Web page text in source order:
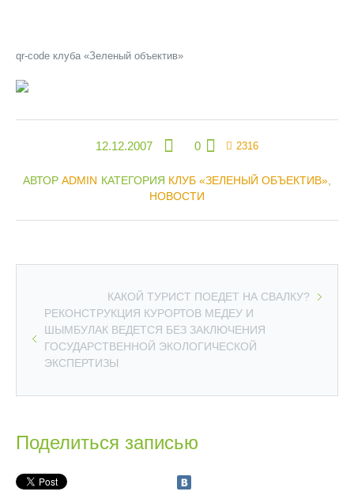
qr-code клуба «Зеленый объектив»
12.12.2007 0 2316
АВТОР ADMIN КАТЕГОРИЯ КЛУБ «ЗЕЛЕНЫЙ ОБЪЕКТИВ»
НОВОСТИ
КАКОЙ ТУРИСТ ПОЕДЕТ НА СВАЛКУ?
РЕКОНСТРУКЦИЯ КУРОРТОВ МЕДЕУ И
ШЫМБУЛАК ВЕДЕТСЯ БЕЗ ЗАКЛЮЧЕНИЯ
ГОСУДАРСТВЕННОЙ ЭКОЛОГИЧЕСКОЙ
ЭКСПЕРТИЗЫ
Поделиться записью